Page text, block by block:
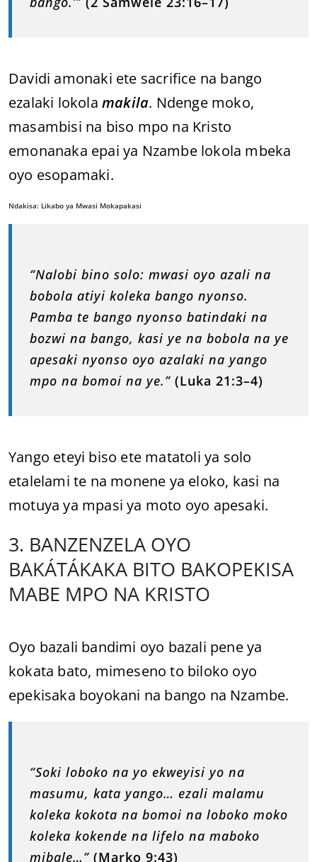
Davidi amonaki ete sacrifice na bango
ezalaki lokola makila. Ndenge moko,
masambisi na biso mpo na Kristo
emonanaka epai ya Nzambe lokola mbeka
oyo esopamaki.
Ndakisa: Likabo ya Mwasi Mokapakasi
“Nalobi bino solo: mwasi oyo azali na
bobola atiyi koleka bango nyonso.
Pamba te bango nyonso batindaki na
bozwi na bango, kasi ye na bobola na ye
apesaki nyonso oyo azalaki na yango
mpo na bomoi na ye.” (Luka 21:3–4)
Yango eteyi biso ete matatoli ya solo
etalelami te na monene ya eloko, kasi na
motuya ya mpasi ya moto oyo apesaki.
3. BANZENZELA OYO
BAKÁTÁKAKA BITO BAKOPEKISA
MABE MPO NA KRISTO
Oyo bazali bandimi oyo bazali pene ya
kokata bato, mimeseno to biloko oyo
epekisaka boyokani na bango na Nzambe.
“Soki loboko na yo ekweyisi yo na
masumu, kata yango… ezali malamu
koleka kokota na bomoi na loboko moko
koleka kokende na lifelo na maboko
mibale…” (Marko 9:43)